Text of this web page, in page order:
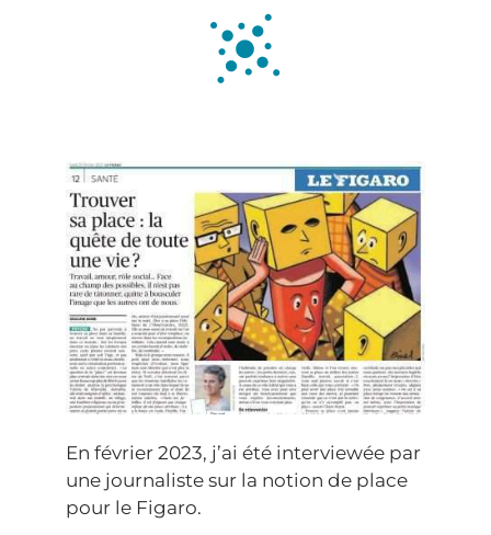
En février 2023, j’ai été interviewée par
une journaliste sur la notion de place
pour le Figaro.